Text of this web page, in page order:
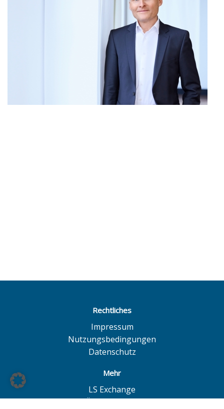
Rechtliches
Impressum
Nutzungsbedingungen
Datenschutz
Mehr
LS Exchange
BÖAG Börsen AG